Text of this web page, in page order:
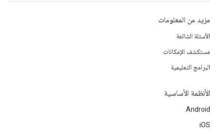
مزيد من المعلومات
الأسئلة الشائعة
مستكشف الإمكانات
البرامج التعليمية
الأنظمة الأساسية
Android
iOS